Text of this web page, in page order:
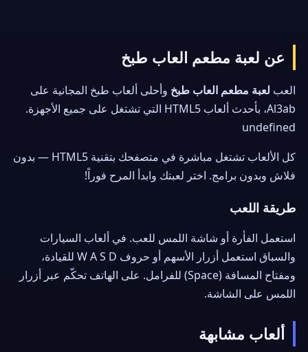
عن لعبة مطعم العاب طبخ
العب لعبة مطعم العاب طبخ وأحلى ألعاب طبخ المجانية على
Al3ab، بأحدث ألعاب HTML5 التي تشتغل على جميع الأجهزة.
undefined
كل الألعاب تشتغل مباشرة في متصفحك بتقنية HTML5 — بدون
فلاش وبدون برامج. اختر لعبتك وابدأ المرح فوراً!
طريقة اللعب
استعمل الفأرة أو شاشة اللمس للعب. في ألعاب السيارات
والسباق استعمل أزرار الأسهم أو حروف W A S D للقيادة،
ومفتاح المسافة (Space) للفرامل. على الهاتف تحكّم عبر أزرار
اللمس على الشاشة.
ألعاب مشابهة